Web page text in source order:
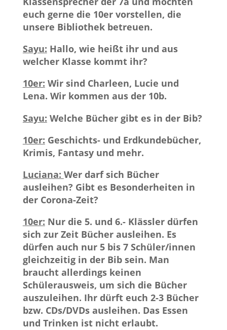
euch gerne die 10er vorstellen, die
unsere Bibliothek betreuen.
Sayu: Hallo, wie heißt ihr und aus
welcher Klasse kommt ihr?
10er: Wir sind Charleen, Lucie und
Lena. Wir kommen aus der 10b.
Sayu: Welche Bücher gibt es in der Bib?
10er: Geschichts- und Erdkundebücher,
Krimis, Fantasy und mehr.
Luciana: Wer darf sich Bücher
ausleihen? Gibt es Besonderheiten in
der Corona-Zeit?
10er: Nur die 5. und 6.- Klässler dürfen
sich zur Zeit Bücher ausleihen. Es
dürfen auch nur 5 bis 7 Schüler/innen
gleichzeitig in der Bib sein. Man
braucht allerdings keinen
Schülerausweis, um sich die Bücher
auszuleihen. Ihr dürft euch 2-3 Bücher
bzw. CDs/DVDs ausleihen. Das Essen
und Trinken ist nicht erlaubt.